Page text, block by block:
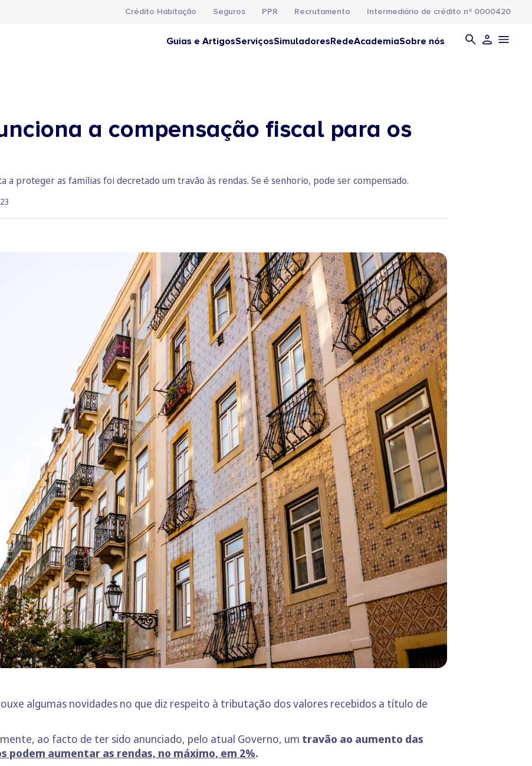
Crédito Habitação Seguros PPR Recrutamento Intermediário de crédito nº 0000420
Guias e ArtigosServiçosSimuladoresRedeAcademiaSobre nós
a compensação fiscal para os
a proteger as famílias foi decretado um travão às rendas. Se é senhorio, pode ser compensado.
algumas novidades no que diz respeito à tributação dos valores recebidos a título de
ao facto de ter sido anunciado, pelo atual Governo, um travão ao aumento das
podem aumentar as rendas, no máximo, em 2%.